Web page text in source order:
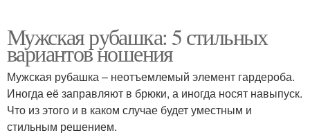
Мужская рубашка: 5 стильных
вариантов ношения
Мужская рубашка – неотъемлемый элемент гардероба.
Иногда её заправляют в брюки, а иногда носят навыпуск.
Что из этого и в каком случае будет уместным и
стильным решением.